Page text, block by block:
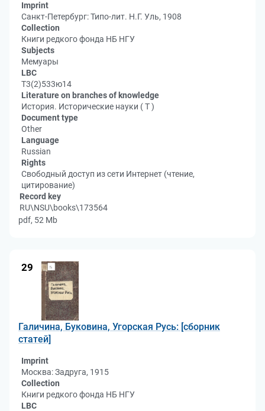
Imprint
Санкт-Петербург: Типо-лит. Н.Г. Уль, 1908
Collection
Книги редкого фонда НБ НГУ
Subjects
Мемуары
LBC
Т3(2)533ю14
Literature on branches of knowledge
История. Исторические науки ( Т )
Document type
Other
Language
Russian
Rights
Свободный доступ из сети Интернет (чтение,
цитирование)
Record key
RU\NSU\books\173564
pdf, 52 Mb
29
Галичина, Буковина, Угорская Русь: [сборник
статей]
Imprint
Москва: Задруга, 1915
Collection
Книги редкого фонда НБ НГУ
LBC